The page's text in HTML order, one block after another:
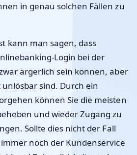
in genau solchen Fällen zu
kann man sagen, dass
Login bei der
ärgerlich sein können, aber
sind. Durch ein
können Sie die meisten
und wieder Zugang zu
Sollte dies nicht der Fall
noch der Kundenservice